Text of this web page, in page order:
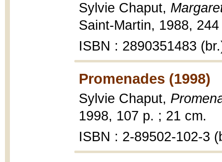
Sylvie Chaput,
Saint-Martin, 1988,
ISBN : 2890351483
Promenades (1998)
Sylvie Chaput,
1998, 107 p. ; 21 cm.
ISBN : 2-89502-102-3